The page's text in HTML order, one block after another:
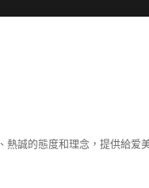
誠的態度和理念，提供給爱